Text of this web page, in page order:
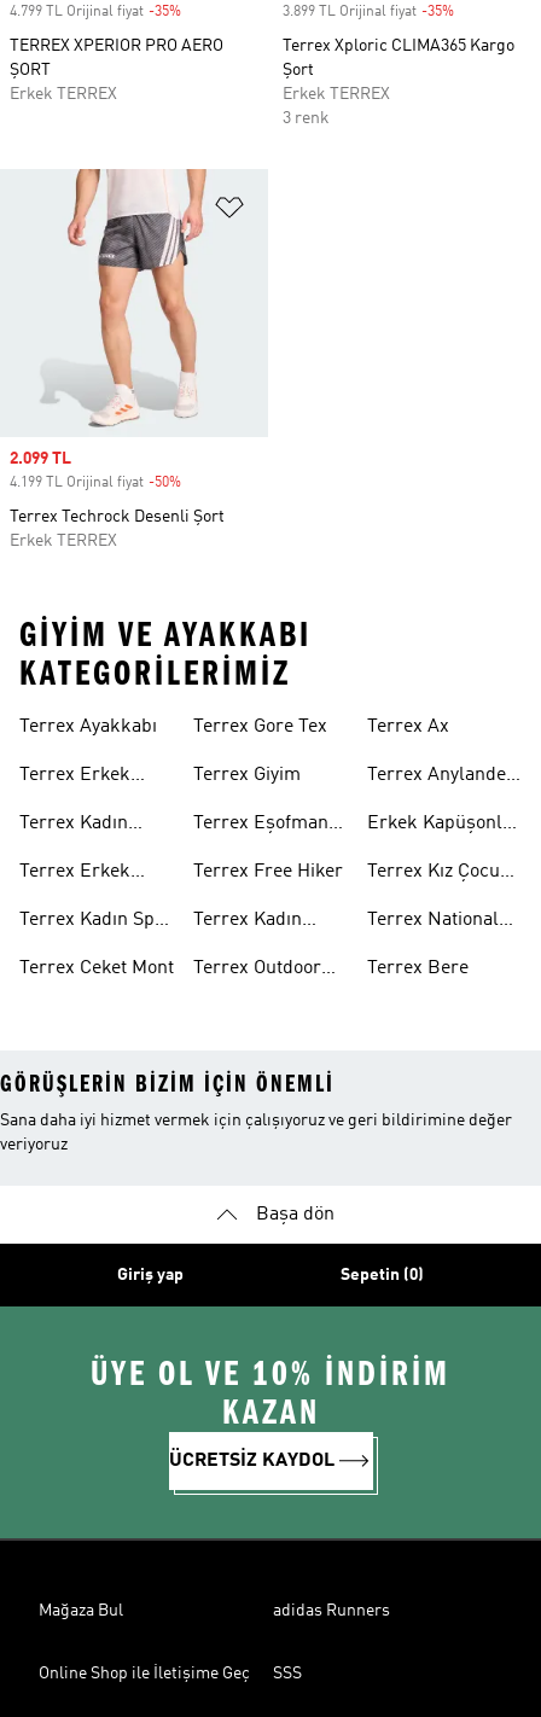
4.799 TL Orijinal fiyat -35%
TERREX XPERIOR PRO AERO
ŞORT
Erkek TERREX
3.899 TL Orijinal fiyat -35%
Terrex Xploric CLIMA365 Kargo
Şort
Erkek TERREX
3 renk
Sale price
2.099 TL
4.199 TL Orijinal fiyat -50%
Terrex Techrock Desenli Şort
Erkek TERREX
GIYIM VE AYAKKABI
KATEGORILERIMIZ
Terrex Ayakkabı
Terrex Erkek
Terrex Kadın
Terrex Erkek
Terrex Kadın Spor
Terrex Ceket Mont
Terrex Gore Tex
Terrex Giyim
Terrex Eşofman
Terrex Free Hiker
Terrex Kadın
Terrex Outdoor
Terrex Ax
Terrex Anylander
Erkek Kapüşonlu
Terrex Kız Çocuk
Terrex National
Terrex Bere
GÖRÜŞLERIN BIZIM IÇIN ÖNEMLI
Sana daha iyi hizmet vermek için çalışıyoruz ve geri bildirimine değer
veriyoruz
Başa dön
Giriş yap Sepetin (0)
ÜYE OL VE 10% İNDİRİM
KAZAN
ÜCRETSİZ KAYDOL
Mağaza Bul adidas Runners
Online Shop ile İletişime Geç SSS